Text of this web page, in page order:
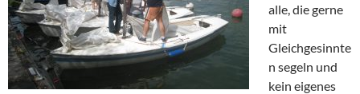
alle, die gerne
mit
Gleichgesinnte
n segeln und
kein eigenes